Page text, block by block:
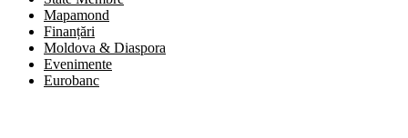
Mapamond
Finanțări
Moldova & Diaspora
Evenimente
Eurobanc